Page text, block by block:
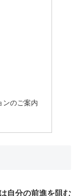
ンのご案内
自分の前進を阻む